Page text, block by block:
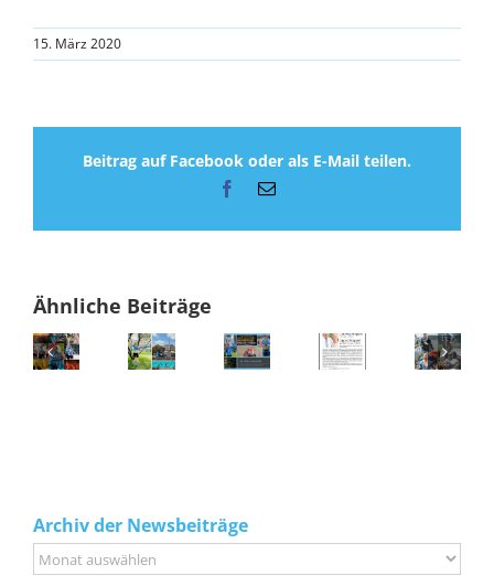
15. März 2020
Beitrag auf Facebook oder als E-Mail teilen.
Facebook
E-
Ähnliche Beiträge
Archiv der Newsbeiträge
Archiv